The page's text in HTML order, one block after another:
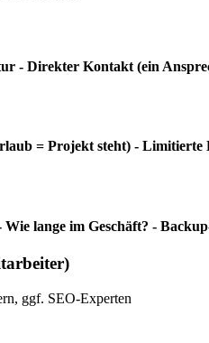
- Direkter Kontakt (ein
= Projekt steht) - Limitierte
Wie lange im Geschäft? -
ggf. SEO-Experten